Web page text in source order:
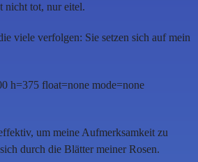
nicht tot, nur eitel.
viele verfolgen: Sie setzen sich auf mein
h=375 float=none mode=none
um meine Aufmerksamkeit zu
durch die Blätter meiner Rosen.